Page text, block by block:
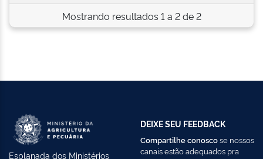
Mostrando resultados 1 a 2 de 2
Esplanada dos Ministérios
DEIXE SEU FEEDBACK
Compartilhe conoscose nossos
canais estão adequados pra